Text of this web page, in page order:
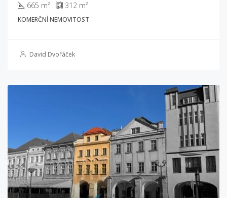
665 m² 312 m²
KOMERČNÍ NEMOVITOST
David Dvořáček